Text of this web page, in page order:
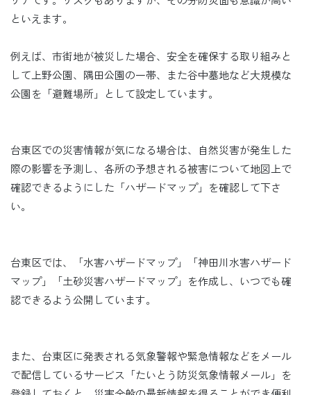
といえます。
例えば、市街地が被災した場合、安全を確保する取り組みと
して上野公園、隅田公園の一帯、また谷中墓地など大規模な
公園を「避難場所」として設定しています。
台東区での災害情報が気になる場合は、自然災害が発生した
際の影響を予測し、各所の予想される被害について地図上で
確認できるようにした「ハザードマップ」を確認して下さ
い。
台東区では、「水害ハザードマップ」「神田川水害ハザード
マップ」「土砂災害ハザードマップ」を作成し、いつでも確
認できるよう公開しています。
また、台東区に発表される気象警報や緊急情報などをメール
で配信しているサービス「たいとう防災気象情報メール」を